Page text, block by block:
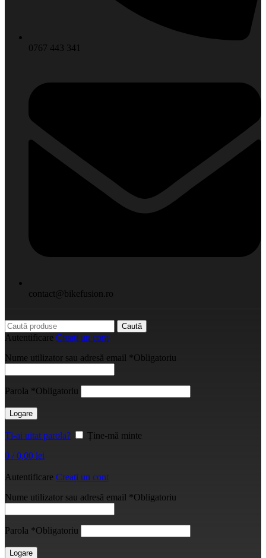
0767 443 341
contact@bikefusion.ro
Caută
Autentificare Creați un cont
Nume utilizator sau adresă email *Obligatoriu
Parola *Obligatoriu
Logare
Ți-ai uitat parola?
Ține-mă minte
0 / 0,00 lei
Autentificare Creați un cont
Nume utilizator sau adresă email *Obligatoriu
Parola *Obligatoriu
Logare